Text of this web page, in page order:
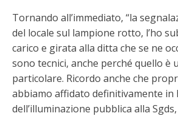
Tornando all’immediato, “la
del locale sul lampione rotto, l’ho
carico e girata alla ditta che se ne
sono tecnici, anche perché quello è
particolare. Ricordo anche che
abbiamo affidato definitivamente in
dell’illuminazione pubblica alla